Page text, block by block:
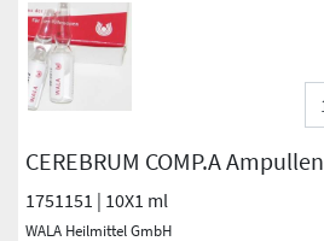
CEREBRUM COMP.A Ampullen
1751151 | 10X1 ml
WALA Heilmittel GmbH